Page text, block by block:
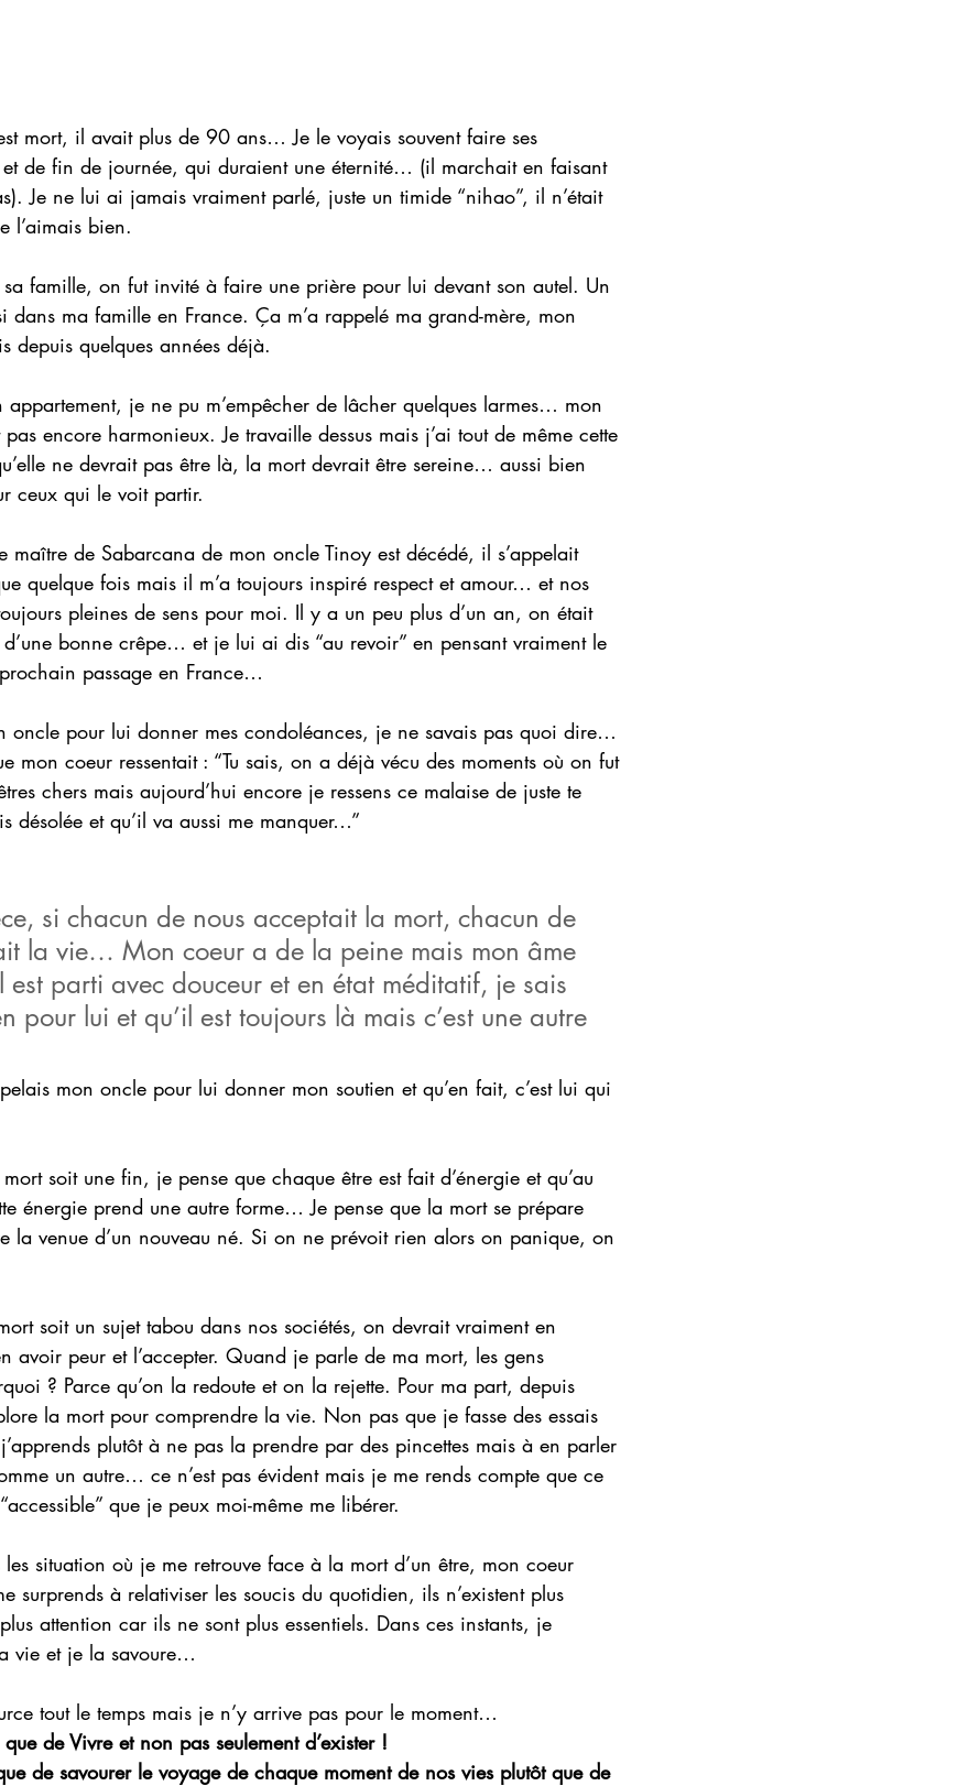
mort, il avait plus de 90 ans… Je le voyais souvent faire ses
de fin de journée, qui duraient une éternité… (il marchait en faisant
Je ne lui ai jamais vraiment parlé, juste un timide “nihao”, il n’était
l’aimais bien.
famille, on fut invité à faire une prière pour lui devant son autel. Un
dans ma famille en France. Ça m’a rappelé ma grand-mère, mon
depuis quelques années déjà.
appartement, je ne pu m’empêcher de lâcher quelques larmes… mon
encore harmonieux. Je travaille dessus mais j’ai tout de même cette
ne devrait pas être là, la mort devrait être sereine… aussi bien
ceux qui le voit partir.
maître de Sabarcana de mon oncle Tinoy est décédé, il s’appelait
quelque fois mais il m’a toujours inspiré respect et amour… et nos
pleines de sens pour moi. Il y a un peu plus d’un an, on était
bonne crêpe… et je lui ai dis “au revoir” en pensant vraiment le
passage en France…
oncle pour lui donner mes condoléances, je ne savais pas quoi dire…
mon coeur ressentait : “Tu sais, on a déjà vécu des moments où on fut
chers mais aujourd’hui encore je ressens ce malaise de juste te
désolée et qu’il va aussi me manquer…”
si chacun de nous acceptait la mort, chacun de
la vie… Mon coeur a de la peine mais mon âme
parti avec douceur et en état méditatif, je sais
pour lui et qu’il est toujours là mais c’est une autre
mon oncle pour lui donner mon soutien et qu’en fait, c’est lui qui
soit une fin, je pense que chaque être est fait d’énergie et qu’au
énergie prend une autre forme… Je pense que la mort se prépare
la venue d’un nouveau né. Si on ne prévoit rien alors on panique, on
soit un sujet tabou dans nos sociétés, on devrait vraiment en
avoir peur et l’accepter. Quand je parle de ma mort, les gens
? Parce qu’on la redoute et on la rejette. Pour ma part, depuis
la mort pour comprendre la vie. Non pas que je fasse des essais
plutôt à ne pas la prendre par des pincettes mais à en parler
un autre… ce n’est pas évident mais je me rends compte que ce
que je peux moi-même me libérer.
les situation où je me retrouve face à la mort d’un être, mon coeur
surprends à relativiser les soucis du quotidien, ils n’existent plus
attention car ils ne sont plus essentiels. Dans ces instants, je
vie et je la savoure…
tout le temps mais je n’y arrive pas pour le moment…
de Vivre et non pas seulement d’exister !
de savourer le voyage de chaque moment de nos vies plutôt que de